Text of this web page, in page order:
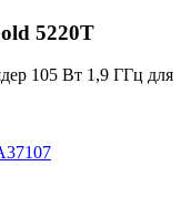
5220T
105 Вт 1,9 ГГц для